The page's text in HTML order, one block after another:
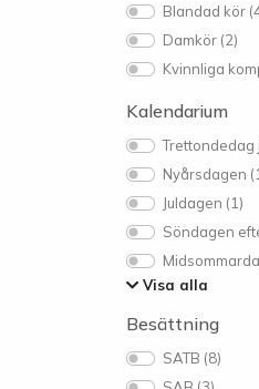
Blandad kör
Damkör (2)
Kvinnliga
Kalendarium
Trettondedag
Nyårsdagen
Juldagen (1)
Söndagen
Visa alla
Besättning
SATB (8)